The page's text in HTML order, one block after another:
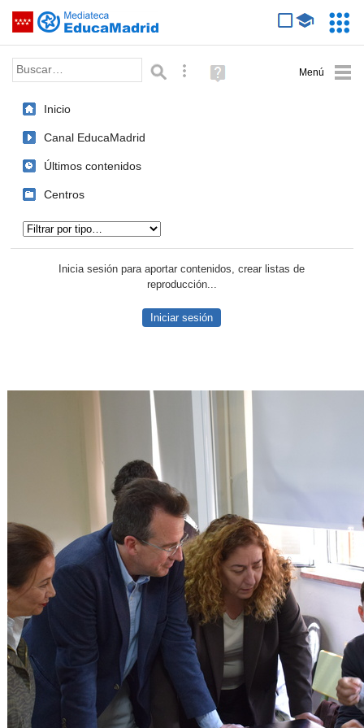
Saltar navegación
Palabra o frase: Búsqueda avanzada
Ayuda
(en
Inicio
Canal EducaMadrid
Últimos contenidos
Centros
Inicia sesión para aportar contenidos, crear listas de
reproducción...
Iniciar sesión